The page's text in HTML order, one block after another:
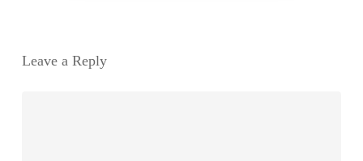
Leave a Reply